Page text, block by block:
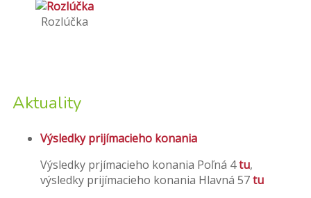
Rozlúčka
Aktuality
Výsledky prijímacieho konania
Výsledky prjímacieho konania Poľná 4tu,
výsledky prijímacieho konania Hlavná 57tu